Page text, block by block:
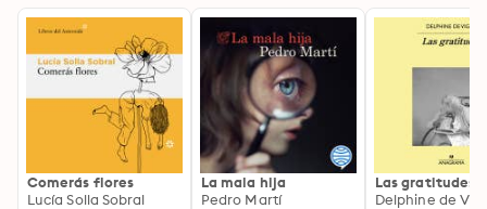
Comerás flores
Lucía Solla Sobral
La mala hija
Pedro Martí
Las gratitudes
Delphine de